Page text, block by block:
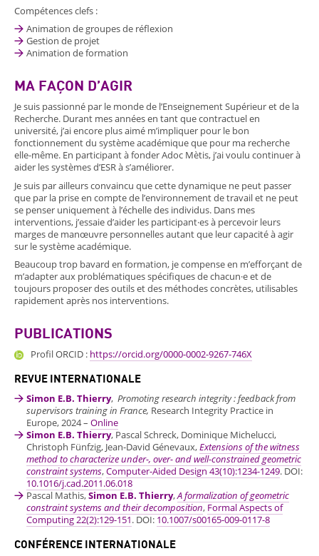
Compétences clefs :
Animation de groupes de réflexion
Gestion de projet
Animation de formation
MA FAÇON D’AGIR
Je suis passionné par le monde de l’Enseignement Supérieur et de la
Recherche. Durant mes années en tant que contractuel en
université, j’ai encore plus aimé m’impliquer pour le bon
fonctionnement du système académique que pour ma recherche
elle-même. En participant à fonder Adoc Mètis, j’ai voulu continuer à
aider les systèmes d’ESR à s’améliorer.
Je suis par ailleurs convaincu que cette dynamique ne peut passer
que par la prise en compte de l’environnement de travail et ne peut
se penser uniquement à l’échelle des individus. Dans mes
interventions, j’essaie d’aider les participant·es à percevoir leurs
marges de manœuvre personnelles autant que leur capacité à agir
sur le système académique.
Beaucoup trop bavard en formation, je compense en m’efforçant de
m’adapter aux problématiques spécifiques de chacun·e et de
toujours proposer des outils et des méthodes concrètes, utilisables
rapidement après nos interventions.
PUBLICATIONS
Profil ORCID : https://orcid.org/0000-0002-9267-746X
REVUE INTERNATIONALE
Simon E.B. Thierry, Promoting research integrity : feedback from
supervisors training in France, Research Integrity Practice in
Europe, 2024 – Online
Simon E.B. Thierry, Pascal Schreck, Dominique Michelucci,
Christoph Fünfzig, Jean-David Génevaux,Extensions of the witness
method to characterize under-, over- and well-constrained geometric
constraint systems,Computer-Aided Design 43(10):1234-1249. DOI:
10.1016/j.cad.2011.06.018
Pascal Mathis,Simon E.B. Thierry,A formalization of geometric
constraint systems and their decomposition, Formal Aspects of
Computing 22(2):129-151. DOI: 10.1007/s00165-009-0117-8
CONFÉRENCE INTERNATIONALE